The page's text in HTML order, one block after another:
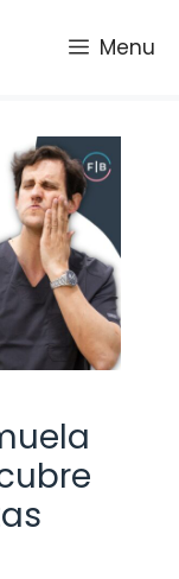
Menu